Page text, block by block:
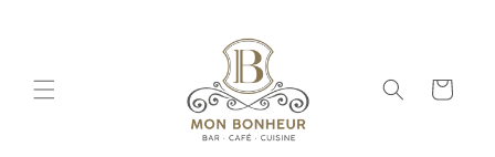
Warenkorb